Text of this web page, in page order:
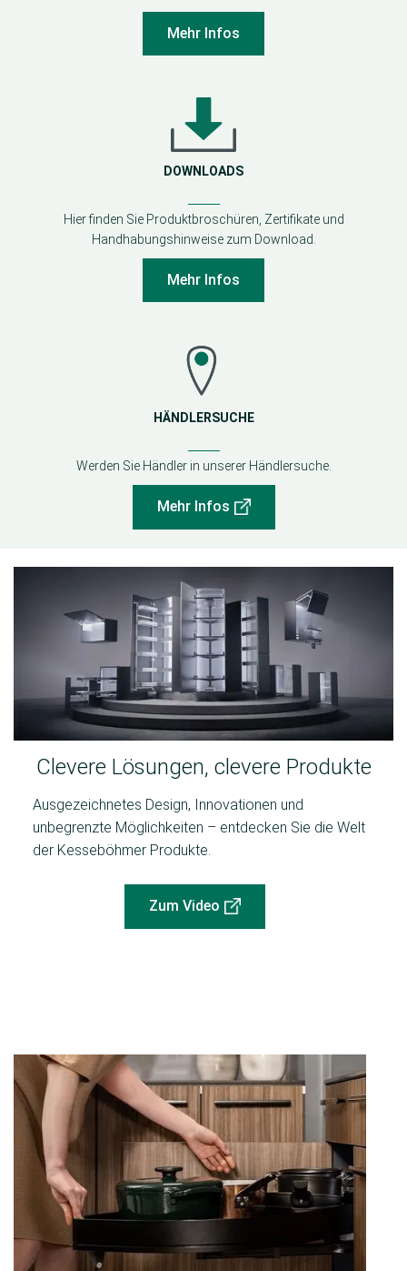
Mehr Infos
DOWNLOADS
Hier finden Sie Produktbroschüren, Zertifikate und
Handhabungshinweise zum Download.
Mehr Infos
HÄNDLERSUCHE
Werden Sie Händler in unserer Händlersuche.
Mehr Infos
Clevere Lösungen, clevere Produkte
Ausgezeichnetes Design, Innovationen und
unbegrenzte Möglichkeiten – entdecken Sie die Welt
der Kesseböhmer Produkte.
Zum Video